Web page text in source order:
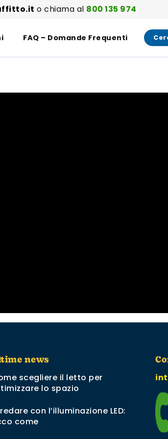
o chiama al 800 135 974
FAQ – Domande Frequenti
news
scegliere il letto per
lo spazio
con l’illuminazione LED:
come